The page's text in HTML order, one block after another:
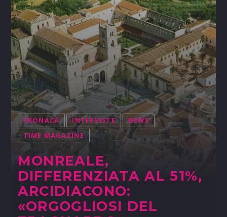
CRONACA INTERVISTE
NEWS
TIME MAGAZINE
MONREALE,
DIFFERENZIATA AL 51%,
ARCIDIACONO:
«ORGOGLIOSI DEL